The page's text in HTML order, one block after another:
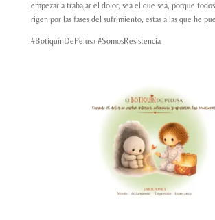
empezar a trabajar el dolor, sea el que sea, porque
rigen por las fases del sufrimiento, estas a las que he
#BotiquínDePelusa #SomosResistencia